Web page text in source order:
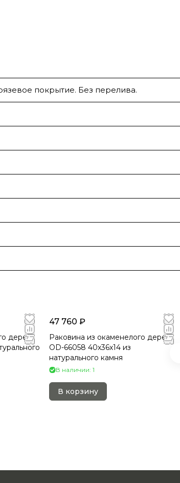
покрытие. Без перелива.
дерева
47 760 ₽
Раковина из окаменелого дерева
OD-66058 40х36х14 из
натурального камня
В наличии: 1
В корзину